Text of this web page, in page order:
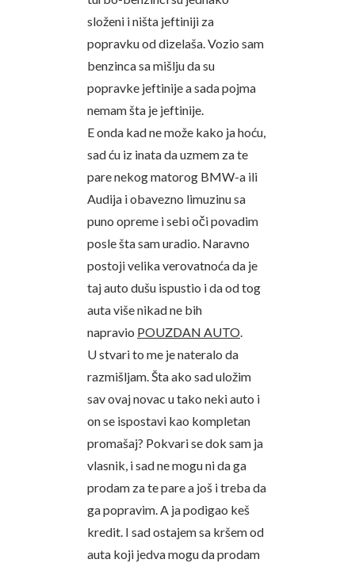
složeni i ništa jeftiniji za
popravku od dizelaša. Vozio sam
benzinca sa mišlju da su
popravke jeftinije a sada pojma
nemam šta je jeftinije.
E onda kad ne može kako ja hoću,
sad ću iz inata da uzmem za te
pare nekog matorog BMW-a ili
Audija i obavezno limuzinu sa
puno opreme i sebi oči povadim
posle šta sam uradio. Naravno
postoji velika verovatnoća da je
taj auto dušu ispustio i da od tog
auta više nikad ne bih
napravio POUZDAN AUTO.
U stvari to me je nateralo da
razmišljam. Šta ako sad uložim
sav ovaj novac u tako neki auto i
on se ispostavi kao kompletan
promašaj? Pokvari se dok sam ja
vlasnik, i sad ne mogu ni da ga
prodam za te pare a još i treba da
ga popravim. A ja podigao keš
kredit. I sad ostajem sa kršem od
auta koji jedva mogu da prodam